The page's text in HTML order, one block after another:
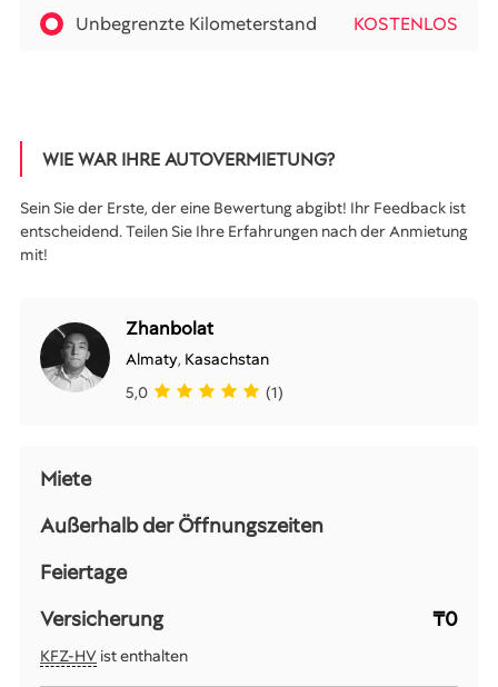
Unbegrenzte Kilometerstand KOSTENLOS
WIE WAR IHRE AUTOVERMIETUNG?
Sein Sie der Erste, der eine Bewertung abgibt! Ihr Feedback ist
entscheidend. Teilen Sie Ihre Erfahrungen nach der Anmietung
mit!
Zhanbolat
Almaty, Kasachstan
5,0
(1)
Miete
Außerhalb der Öffnungszeiten
Feiertage
Versicherung
₸0
KFZ-HV ist enthalten